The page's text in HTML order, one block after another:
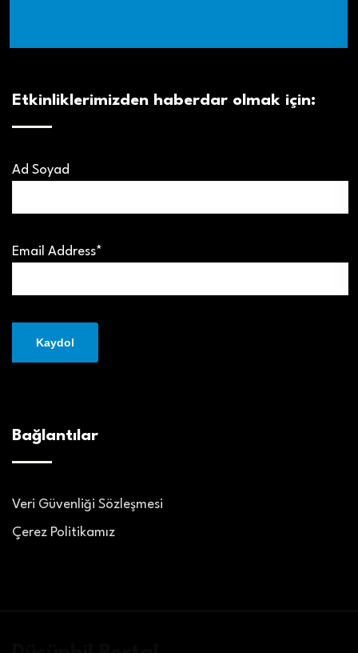
Etkinliklerimizden haberdar olmak için:
Ad Soyad
Email Address*
Bağlantılar
Veri Güvenliği Sözleşmesi
Çerez Politikamız